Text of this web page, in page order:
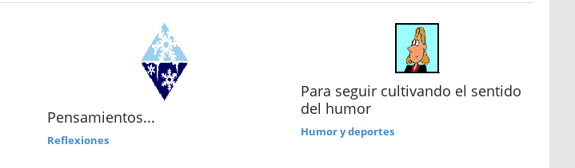
Pensamientos...
Reflexiones
Para seguir cultivando el sentido
del humor
Humor y deportes